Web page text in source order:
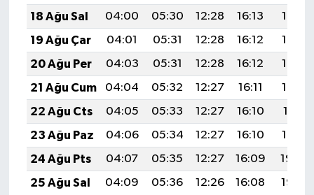
18 Ağu Sal
04:00 05:30 12:28 16:13
19:17
19 Ağu Çar
04:01 05:31 12:28 16:12
19:15
20 Ağu Per
04:03 05:31 12:28 16:12
19:14
21 Ağu Cum
04:04 05:32 12:27 16:11
19:13
22 Ağu Cts
04:05 05:33 12:27 16:10
19:11
23 Ağu Paz
04:06 05:34 12:27 16:10
19:10
24 Ağu Pts
04:07 05:35 12:27 16:09
19:08
25 Ağu Sal
04:09 05:36 12:26 16:08 19:07